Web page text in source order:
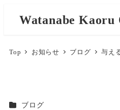
Watanabe
Top お知らせ ブログ 与え
カテゴリー
ブログ